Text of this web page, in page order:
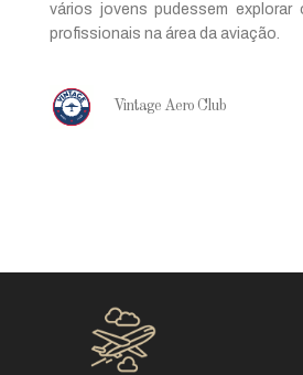
vários jovens pudessem
profissionais na área da aviação.
Vintage Aero Club